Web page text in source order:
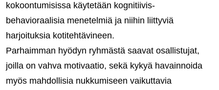
kokoontumisissa käytetään kognitiivis-
behavioraalisia menetelmiä ja niihin liittyviä
harjoituksia kotitehtävineen.
Parhaimman hyödyn ryhmästä saavat osallistujat,
joilla on vahva motivaatio, sekä kykyä havainnoida
myös mahdollisia nukkumiseen vaikuttavia